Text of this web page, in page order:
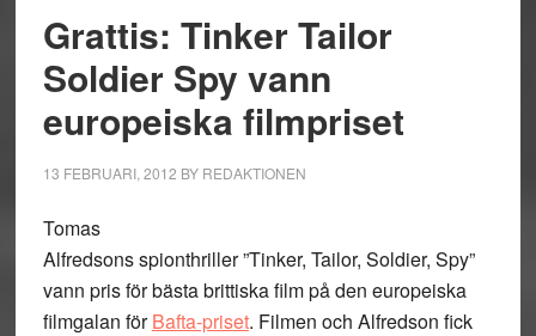
Grattis: Tinker Tailor
Soldier Spy vann
europeiska filmpriset
13 FEBRUARI, 2012 BY REDAKTIONEN
Tomas
Alfredsons spionthriller ”Tinker, Tailor, Soldier, Spy”
vann pris för bästa brittiska film på den europeiska
filmgalan förBafta-priset. Filmen och Alfredson fick